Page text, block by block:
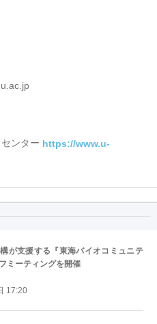
ンター https://www.u-
が支援する『東海バイオコミュニテ
ミーティングを開催
17:20